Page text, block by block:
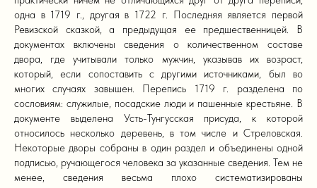
одна в 1719 г., другая в 1722 г. Последняя является первой
Ревизской сказкой, а предыдущая ее предшественницей. В
документах включены сведения о количественном составе
двора, где учитывали только мужчин, указывав их возраст,
который, если сопоставить с другими источниками, был во
многих случаях завышен. Перепись 1719 г. разделена по
сословиям: служилые, посадские люди и пашенные крестьяне. В
документе выделена Усть-Тунгусская присуда, к которой
относилось несколько деревень, в том числе и Стреловская.
Некоторые дворы собраны в один раздел и объединены одной
подписью, ручающегося человека за указанные сведения. Тем не
менее, сведения весьма плохо систематизированы